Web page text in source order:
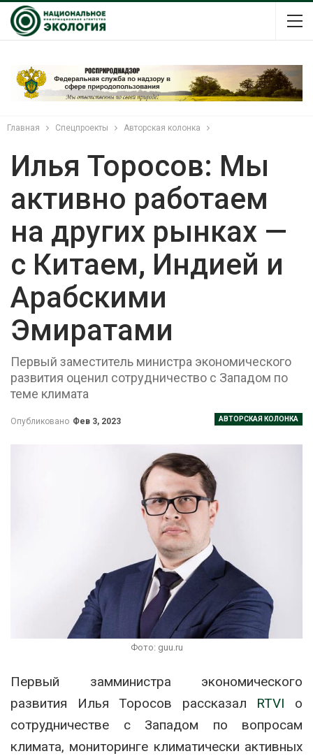
Главная Спецпроекты Авторская колонка
Илья Торосов: Мы
активно работаем
на других рынках —
с Китаем, Индией и
Арабскими
Эмиратами
Первый заместитель министра экономического
развития оценил сотрудничество с Западом по
теме климата
АВТОРСКАЯ КОЛОНКА
Опубликовано Фев 3, 2023
Фото: guu.ru
Первый замминистра экономического
развития Илья Торосов рассказал RTVI о
сотрудничестве с Западом по вопросам
климата, мониторинге климатически активных